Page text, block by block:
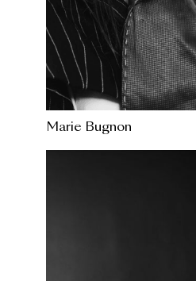
Marie Bugnon